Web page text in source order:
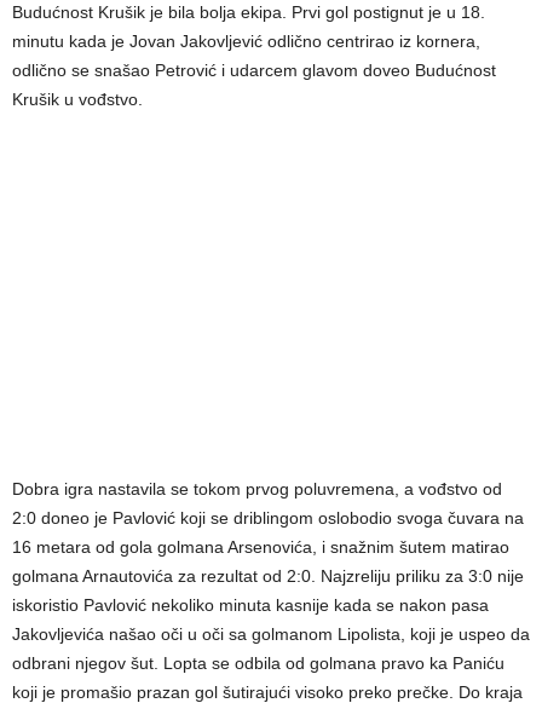
Budućnost Krušik je bila bolja ekipa. Prvi gol postignut je u 18.
minutu kada je Jovan Jakovljević odlično centrirao iz kornera,
odlično se snašao Petrović i udarcem glavom doveo Budućnost
Krušik u vođstvo.
Dobra igra nastavila se tokom prvog poluvremena, a vođstvo od
2:0 doneo je Pavlović koji se driblingom oslobodio svoga čuvara na
16 metara od gola golmana Arsenovića, i snažnim šutem matirao
golmana Arnautovića za rezultat od 2:0. Najzreliju priliku za 3:0 nije
iskoristio Pavlović nekoliko minuta kasnije kada se nakon pasa
Jakovljevića našao oči u oči sa golmanom Lipolista, koji je uspeo da
odbrani njegov šut. Lopta se odbila od golmana pravo ka Paniću
koji je promašio prazan gol šutirajući visoko preko prečke. Do kraja